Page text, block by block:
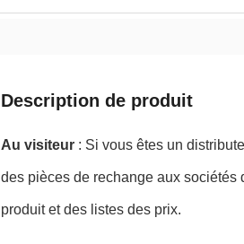
Description de produit
Au visiteur : Si vous êtes un
des pièces de rechange aux
produit et des listes des prix.